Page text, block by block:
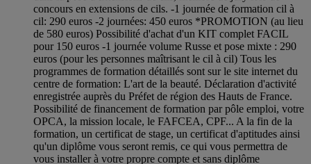
concours en extensions de cils. -1 journée de formation cil à
cil: 290 euros -2 journées: 450 euros *PROMOTION (au lieu
de 580 euros) Possibilité d'achat d'un KIT complet FACIL
pour 150 euros -1 journée volume Russe et pose mixte : 290
euros (pour les personnes maîtrisant le cil à cil) Tous les
programmes de formation détaillés sont sur le site internet du
centre de formation: L'art de la beauté. Déclaration d'activité
enregistrée auprès du Préfet de région des Hauts de France.
Possibilité de financement de formation par pôle emploi, votre
OPCA, la mission locale, le FAFCEA, CPF... A la fin de la
formation, un certificat de stage, un certificat d'aptitudes ainsi
qu'un diplôme vous seront remis, ce qui vous permettra de
vous installer à votre propre compte et sans diplôme